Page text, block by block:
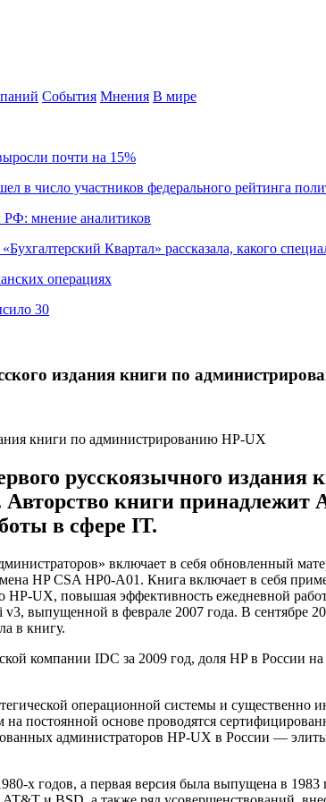
События Мнения В мире
почти на 15%
число участников федерального рейтинга
РФ: мнение аналитиков
Квартал» рассказала, какого
операциях
30
издания книги по
русскоязычного
книги принадлежит
в сфере IT.
включает в себя обновленный
HP CSA HP0-A01. Книга включает в себя
HP-UX, повышая эффективность ежедневной
выпущенной в феврале 2007 года. В сентябре
в книгу.
компании IDC за 2009 год, доля HP в России
операционной системы и существенно
постоянной основе проводятся
администраторов HP-UX в России —
х годов, а первая версия была выпущена в